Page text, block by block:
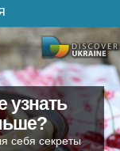
узнать
себя секреты